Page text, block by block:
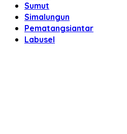
Sumut
Simalungun
Pematangsiantar
Labusel